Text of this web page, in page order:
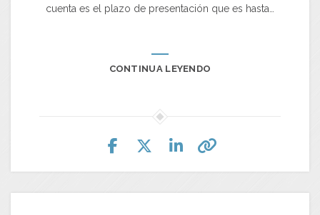
cuenta es el plazo de presentación que es hasta…
CONTINUA LEYENDO